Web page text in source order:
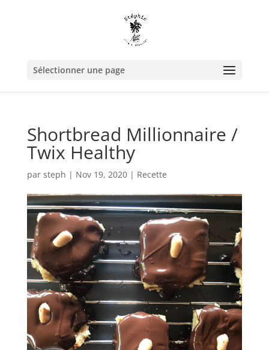
Sélectionner une page
Shortbread Millionnaire /
Twix Healthy
par steph | Nov 19, 2020| Recette